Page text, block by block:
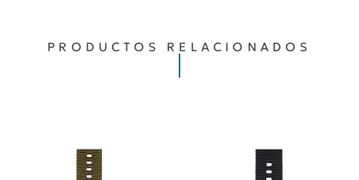
PRODUCTOS RELACIONADOS